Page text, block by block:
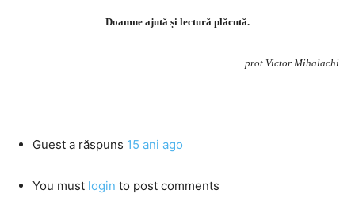
Doamne ajută și lectură plăcută.
prot Victor Mihalachi
Guest a răspuns 15 ani ago
You must login to post comments